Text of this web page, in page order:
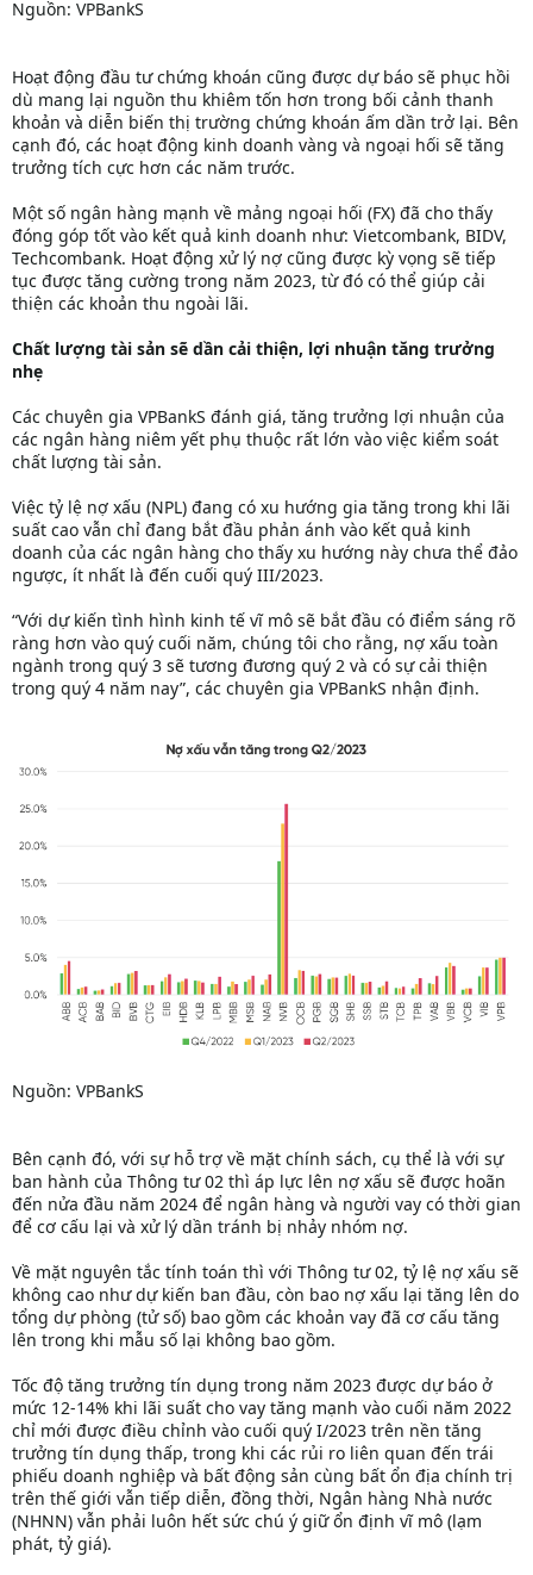
Nguồn: VPBankS
Hoạt động đầu tư chứng khoán cũng được dự báo sẽ phục hồi
dù mang lại nguồn thu khiêm tốn hơn trong bối cảnh thanh
khoản và diễn biến thị trường chứng khoán ấm dần trở lại. Bên
cạnh đó, các hoạt động kinh doanh vàng và ngoại hối sẽ tăng
trưởng tích cực hơn các năm trước.
Một số ngân hàng mạnh về mảng ngoại hối (FX) đã cho thấy
đóng góp tốt vào kết quả kinh doanh như: Vietcombank, BIDV,
Techcombank. Hoạt động xử lý nợ cũng được kỳ vọng sẽ tiếp
tục được tăng cường trong năm 2023, từ đó có thể giúp cải
thiện các khoản thu ngoài lãi.
Chất lượng tài sản sẽ dần cải thiện, lợi nhuận tăng trưởng
nhẹ
Các chuyên gia VPBankS đánh giá, tăng trưởng lợi nhuận của
các ngân hàng niêm yết phụ thuộc rất lớn vào việc kiểm soát
chất lượng tài sản.
Việc tỷ lệ nợ xấu (NPL) đang có xu hướng gia tăng trong khi lãi
suất cao vẫn chỉ đang bắt đầu phản ánh vào kết quả kinh
doanh của các ngân hàng cho thấy xu hướng này chưa thể đảo
ngược, ít nhất là đến cuối quý III/2023.
“Với dự kiến tình hình kinh tế vĩ mô sẽ bắt đầu có điểm sáng rõ
ràng hơn vào quý cuối năm, chúng tôi cho rằng, nợ xấu toàn
ngành trong quý 3 sẽ tương đương quý 2 và có sự cải thiện
trong quý 4 năm nay”, các chuyên gia VPBankS nhận định.
Nguồn: VPBankS
Bên cạnh đó, với sự hỗ trợ về mặt chính sách, cụ thể là với sự
ban hành của Thông tư 02 thì áp lực lên nợ xấu sẽ được hoãn
đến nửa đầu năm 2024 để ngân hàng và người vay có thời gian
để cơ cấu lại và xử lý dần tránh bị nhảy nhóm nợ.
Về mặt nguyên tắc tính toán thì với Thông tư 02, tỷ lệ nợ xấu sẽ
không cao như dự kiến ban đầu, còn bao nợ xấu lại tăng lên do
tổng dự phòng (tử số) bao gồm các khoản vay đã cơ cấu tăng
lên trong khi mẫu số lại không bao gồm.
Tốc độ tăng trưởng tín dụng trong năm 2023 được dự báo ở
mức 12-14% khi lãi suất cho vay tăng mạnh vào cuối năm 2022
chỉ mới được điều chỉnh vào cuối quý I/2023 trên nền tăng
trưởng tín dụng thấp, trong khi các rủi ro liên quan đến trái
phiếu doanh nghiệp và bất động sản cùng bất ổn địa chính trị
trên thế giới vẫn tiếp diễn, đồng thời, Ngân hàng Nhà nước
(NHNN) vẫn phải luôn hết sức chú ý giữ ổn định vĩ mô (lạm
phát, tỷ giá).